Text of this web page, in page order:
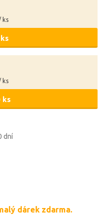
ks
ks
ks
dní
dárek zdarma.